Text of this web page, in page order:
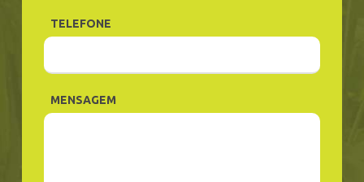
TELEFONE
MENSAGEM